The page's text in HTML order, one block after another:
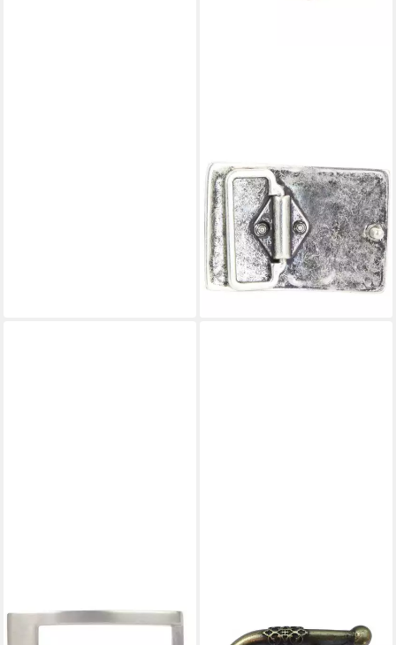
Gürtelschnalle Ornamente 4,0
cm - Buckle Wechselschließe
Gürtelschließe 40mm - Gürtel
(1-St)
27,99 €
lieferbar - in 2-3 Werktagen bei dir
Gürtelschnalle Rauten 4,0 cm